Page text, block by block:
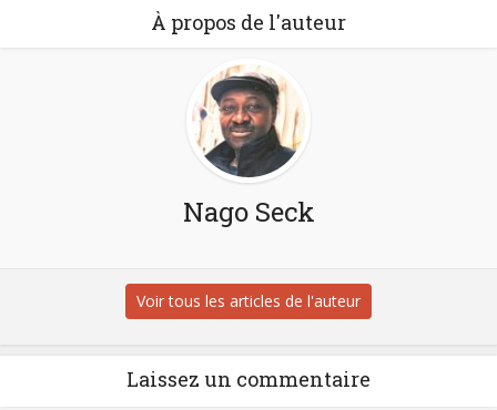
À propos de l'auteur
Nago Seck
Voir tous les articles de l'auteur
Laissez un commentaire